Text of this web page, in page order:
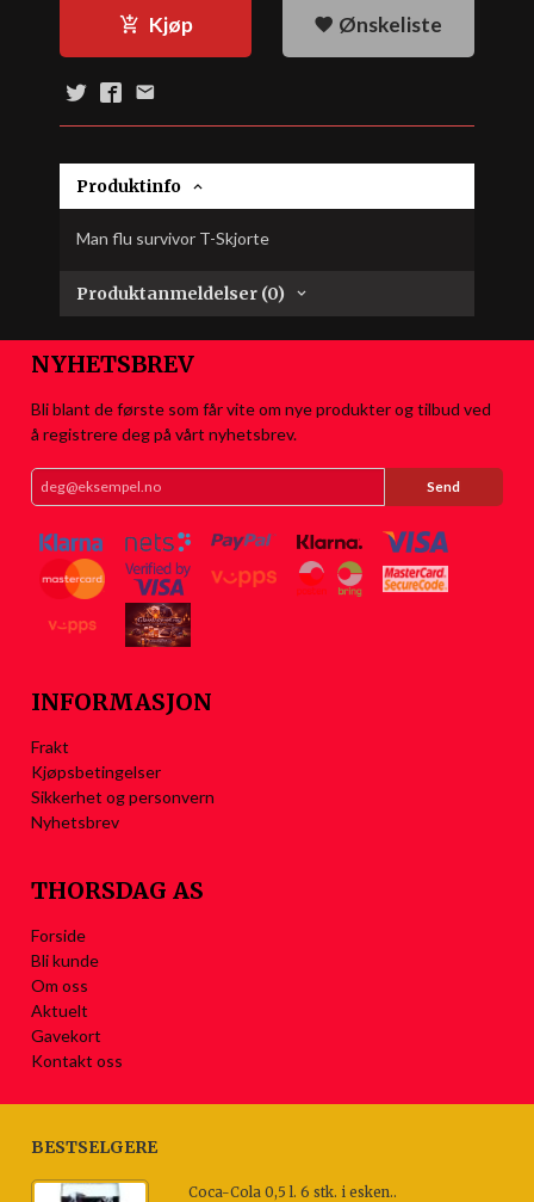
Kjøp Ønskeliste
Produktinfo
Man flu survivor T-Skjorte
Produktanmeldelser (0)
NYHETSBREV
Bli blant de første som får vite om nye produkter og tilbud ved
å registrere deg på vårt nyhetsbrev.
INFORMASJON
Frakt
Kjøpsbetingelser
Sikkerhet og personvern
Nyhetsbrev
THORSDAG AS
Forside
Bli kunde
Om oss
Aktuelt
Gavekort
Kontakt oss
BESTSELGERE
Coca-Cola 0,5 l. 6 stk. i esken..